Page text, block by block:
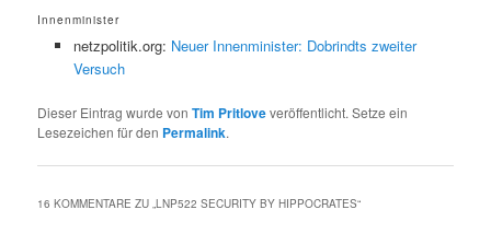
Innenminister
netzpolitik.org: Neuer Innenminister: Dobrindts zweiter
Versuch
Dieser Eintrag wurde vonTim Pritloveveröffentlicht. Setze ein
Lesezeichen für den Permalink.
16 KOMMENTARE ZU „LNP522 SECURITY BY HIPPOCRATES“